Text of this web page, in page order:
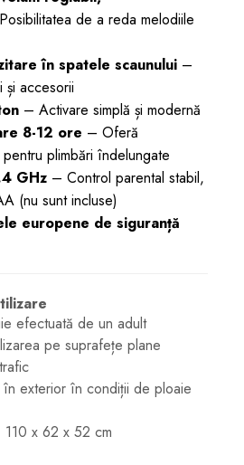
de a reda melodiile
în spatele scaunului –
și accesorii
– Activare simplă și modernă
8-12 ore – Oferă
pentru plimbări îndelungate
GHz – Control parental stabil,
(nu sunt incluse)
europene de siguranță
efectuată de un adult
pe suprafețe plane
exterior în condiții de ploaie
110 x 62 x 52 cm